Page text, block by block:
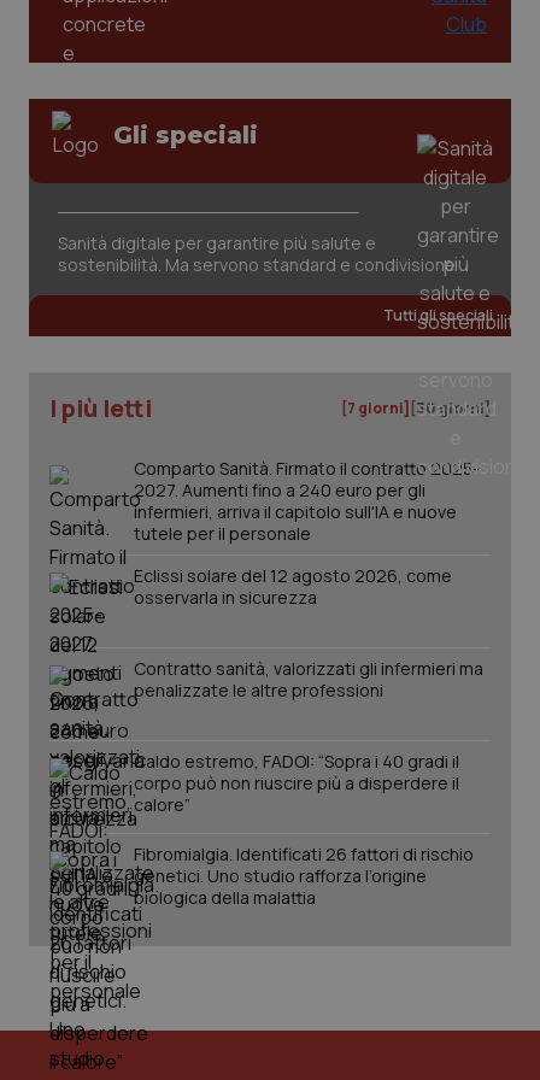
Gli speciali
Sanità digitale per garantire più salute e
sostenibilità. Ma servono standard e condivisione
Tutti gli speciali
I più letti [7 giorni] [30 giorni]
Comparto Sanità. Firmato il contratto 2025-
2027. Aumenti fino a 240 euro per gli
infermieri, arriva il capitolo sull'IA e nuove
tutele per il personale
Eclissi solare del 12 agosto 2026, come
osservarla in sicurezza
Contratto sanità, valorizzati gli infermieri ma
penalizzate le altre professioni
Caldo estremo, FADOI: “Sopra i 40 gradi il
corpo può non riuscire più a disperdere il
calore”
Fibromialgia. Identificati 26 fattori di rischio
genetici. Uno studio rafforza l’origine
biologica della malattia
www.quotidianosanita.it
tracking-sites-ironfish-
tracking-enable
www.quotidianosanita.it
_ga
Google LLC
.quotidianosanita.it